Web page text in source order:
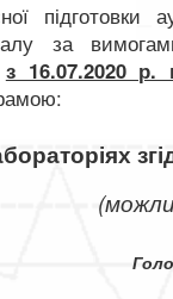
підготовки
за
з 16.07.2020 р.